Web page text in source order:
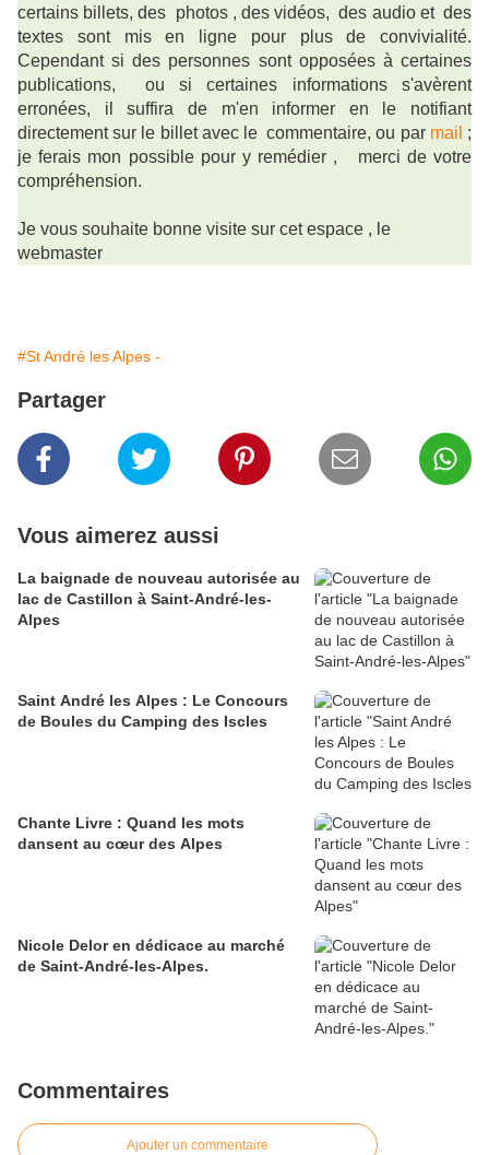
certains billets, des photos , des vidéos, des audio et des
textes sont mis en ligne pour plus de convivialité.
Cependant si des personnes sont opposées à certaines
publications, ou si certaines informations s'avèrent
erronées, il suffira de m'en informer en le notifiant
directement sur le billet avec le commentaire, ou par mail ;
je ferais mon possible pour y remédier ,
merci de votre
compréhension.
Je vous souhaite bonne visite sur cet espace , le
webmaster
#St André les Alpes -
Partager
Vous aimerez aussi
La baignade de nouveau autorisée au
lac de Castillon à Saint-André-les-
Alpes
Saint André les Alpes : Le Concours
de Boules du Camping des Iscles
Chante Livre : Quand les mots
dansent au cœur des Alpes
Nicole Delor en dédicace au marché
de Saint-André-les-Alpes.
Commentaires
Ajouter un commentaire